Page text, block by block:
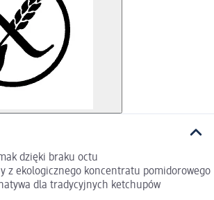
dzięki braku octu
z ekologicznego koncentratu pomidorowego
dla tradycyjnych ketchupów